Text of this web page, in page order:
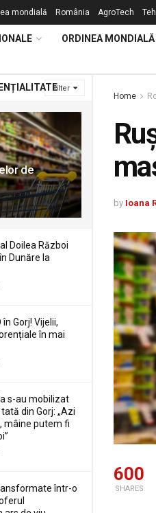
Filter
de
Doilea Război
Dunăre la
în Gorj! Vijelii,
în mai
s-au mobilizat
din Gorj: „Azi
mâine putem fi
într-o
mondială România AgroTech
ORDINEA MONDIALĂ
Home
by Ioana
600
SHARES